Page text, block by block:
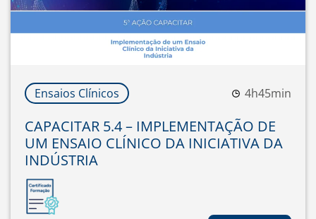
CAPACITAR 5.4 – IMPLEMENTAÇÃO DE
UM ENSAIO CLÍNICO DA INICIATIVA DA
INDÚSTRIA
Ensaios Clínicos 4h45min